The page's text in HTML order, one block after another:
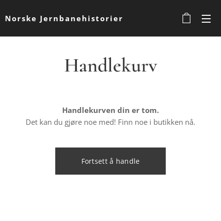
Norske Jernbanehistorier
Handlekurv
Handlekurven din er tom.
Det kan du gjøre noe med! Finn noe i butikken nå.
Fortsett å handle